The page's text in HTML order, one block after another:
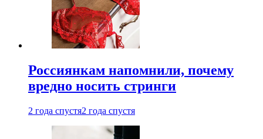
Россиянкам напомнили, почему
вредно носить стринги
2 года спустя2 года спустя